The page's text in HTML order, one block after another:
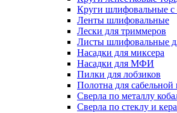
Круги шлифовальные с
Ленты шлифовальные
Лески для триммеров
Листы шлифовальные
Насадки для миксера
Насадки для МФИ
Пилки для лобзиков
Полотна для
Сверла по металлу
Сверла по стеклу и